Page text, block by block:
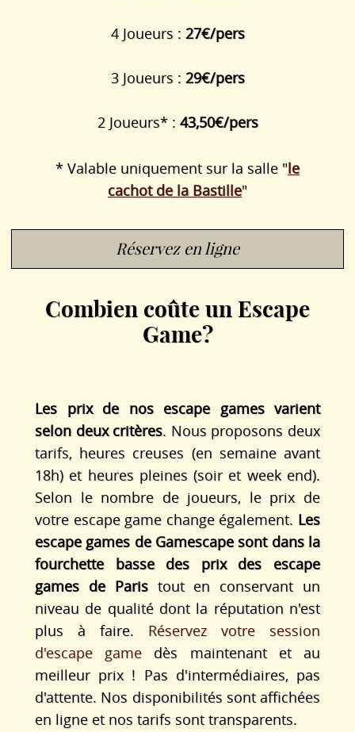
4 Joueurs : 27€/pers
3 Joueurs : 29€/pers
2 Joueurs* : 43,50€/pers
* Valable uniquement sur la salle "le
cachot de la Bastille"
Réservez en ligne
Combien coûte un Escape
Game?
Les prix de nos escape games varient
selon deux critères. Nous proposons deux
tarifs, heures creuses (en semaine avant
18h) et heures pleines (soir et week end).
Selon le nombre de joueurs, le prix de
votre escape game change également. Les
escape games de Gamescape sont dans la
fourchette basse des prix des escape
games de Paristout en conservant un
niveau de qualité dont la réputation n'est
plus à faire. Réservez votre session
d'escape game dès maintenant et au
meilleur prix ! Pas d'intermédiaires, pas
d'attente. Nos disponibilités sont affichées
en ligne et nos tarifs sont transparents.